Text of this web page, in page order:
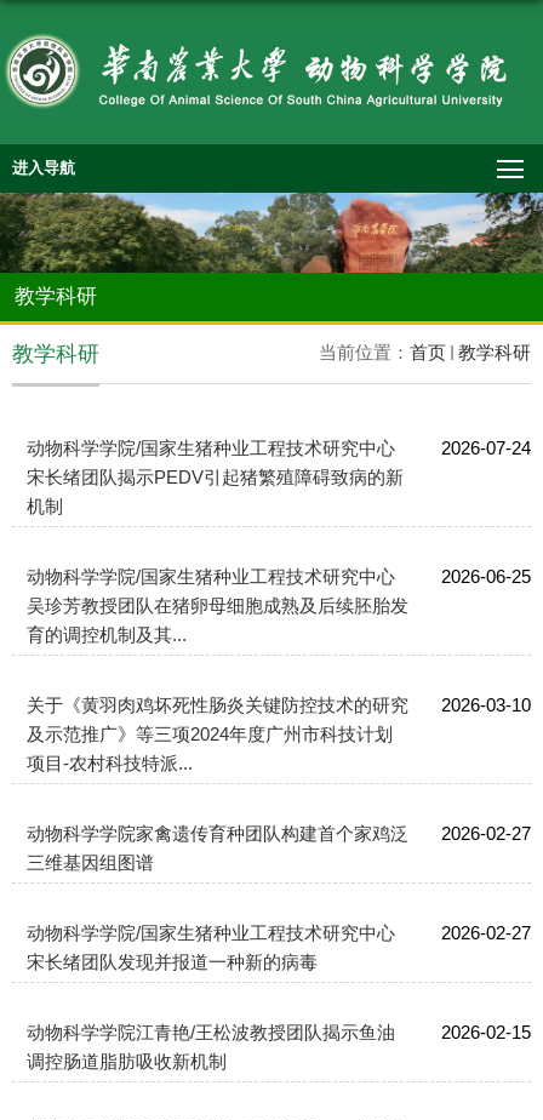
进入导航
教学科研
当前位置： 首页 教学科研
教学科研
动物科学学院/国家生猪种业工程技术研究中心
宋长绪团队揭示PEDV引起猪繁殖障碍致病的新
机制
2026-07-24
动物科学学院/国家生猪种业工程技术研究中心
吴珍芳教授团队在猪卵母细胞成熟及后续胚胎发
育的调控机制及其...
2026-06-25
关于《黄羽肉鸡坏死性肠炎关键防控技术的研究
及示范推广》等三项2024年度广州市科技计划
项目-农村科技特派...
2026-03-10
动物科学学院家禽遗传育种团队构建首个家鸡泛
三维基因组图谱
2026-02-27
动物科学学院/国家生猪种业工程技术研究中心
宋长绪团队发现并报道一种新的病毒
2026-02-27
动物科学学院江青艳/王松波教授团队揭示鱼油
调控肠道脂肪吸收新机制
2026-02-15